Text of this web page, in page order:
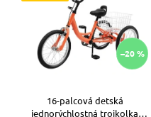
–20 %
16-palcová detská
jednorýchlostná trojkolka